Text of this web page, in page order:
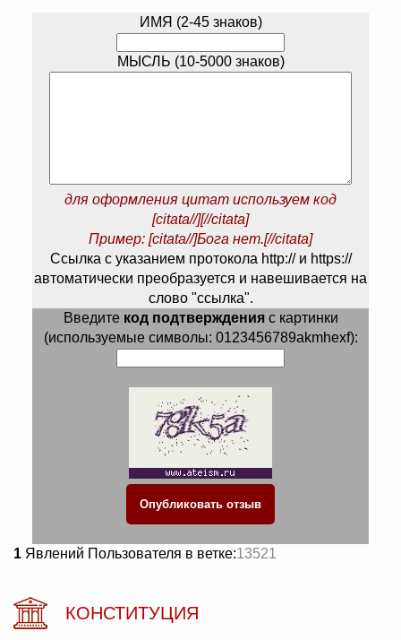
ИМЯ (2-45 знаков)
МЫСЛЬ (10-5000 знаков)
для оформления цитат используем код
[citata//][//citata]
Пример: [citata//]Бога нет.[//citata]
Ссылка с указанием протокола http:// и https://
автоматически преобразуется и навешивается на
слово "ссылка".
Введите код подтвержденияс картинки
(используемые символы: 0123456789akmhexf):
1 Явлений Пользователя в ветке:13521
КОНСТИТУЦИЯ